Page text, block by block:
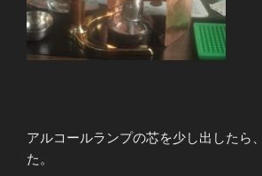
アルコールランプの芯を少し出したら
た。